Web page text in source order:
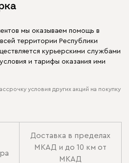
мы оказываем помощь в
территории Республики
курьерскими службами
и тарифы оказания ими
условия других акций на покупку
Доставка в пределах
МКАД и до 10 км от
МКАД